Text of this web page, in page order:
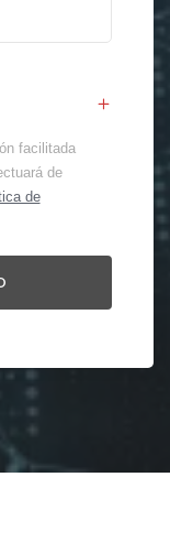
facilitada
de
de